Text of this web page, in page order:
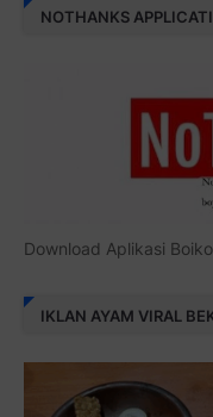
NOTHANKS
Download Aplikasi
IKLAN AYAM VIRAL